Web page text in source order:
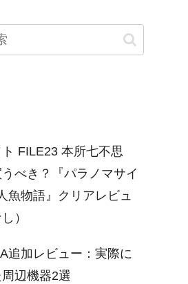
ト FILE23 本所七不思
べき？『パラノマサイ
魚物語』クリアレビュ
）
追加レビュー：実際に
辺機器2選